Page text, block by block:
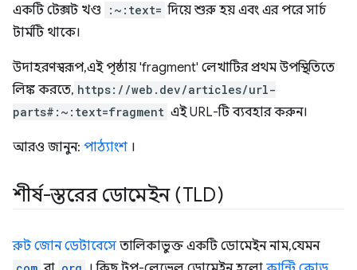
একটি টেক্সট খণ্ড :~:text= দিয়ে শুরু হয় এবং এর পরে সার্চ
টার্মটি থাকে।
উদাহরণস্বরূপ, এই পৃষ্ঠায় 'fragment' লেখাটির প্রথম উপস্থিতিতে
লিঙ্ক করতে, https://web.dev/articles/url-
parts#:~:text=fragment এই URL-টি ব্যবহার করুন।
আরও জানুন: পাঠ্যাংশ ।
শীর্ষ-স্তরের ডোমেইন (TLD)
রুট জোন ডেটাবেসে তালিকাভুক্ত একটি ডোমেইন নাম, যেমন